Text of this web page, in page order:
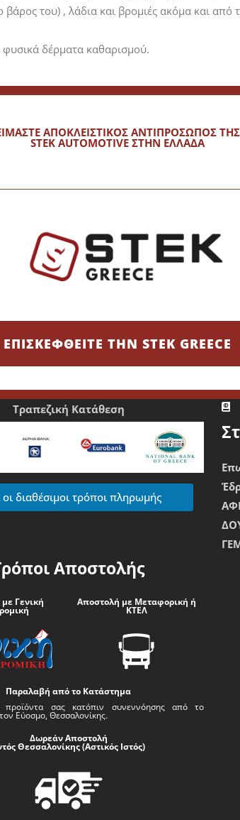
του) , λάδια και βρομιές ακόμα και από
δέρματα καθαρισμού.
ασχολούνται με πλυντήρια αυτοκινήτων
επιμέλεια στην εμφάνιση και δίνουν
Πληρωμής
Πιστωτική Κάρτα/IRIS
Τραπεζική Κατάθεση
διαθέσιμοι τρόποι πληρωμής
Αποστολής
Γενική Αποστολή με Μεταφορική ή
ΚΤΕΛ
Παραλαβή από το Κατάστημα
προϊόντα σας κατόπιν συνεννόησης από το
Εύοσμο, Θεσσαλονίκης.
Δωρεάν Αποστολή
Θεσσαλονίκης (Αστικός Ιστός)
ΑΠΟΚΛΕΙΣΤΙΚΟΣ ΑΝΤΙΠΡΟΣΩΠΟΣ ΤΗΣ
STEK AUTOMOTIVE ΣΤΗΝ ΕΛΛΑΔΑ
ΕΠΙΣΚΕΦΘΕΙΤΕ ΤΗΝ STEK GREECE